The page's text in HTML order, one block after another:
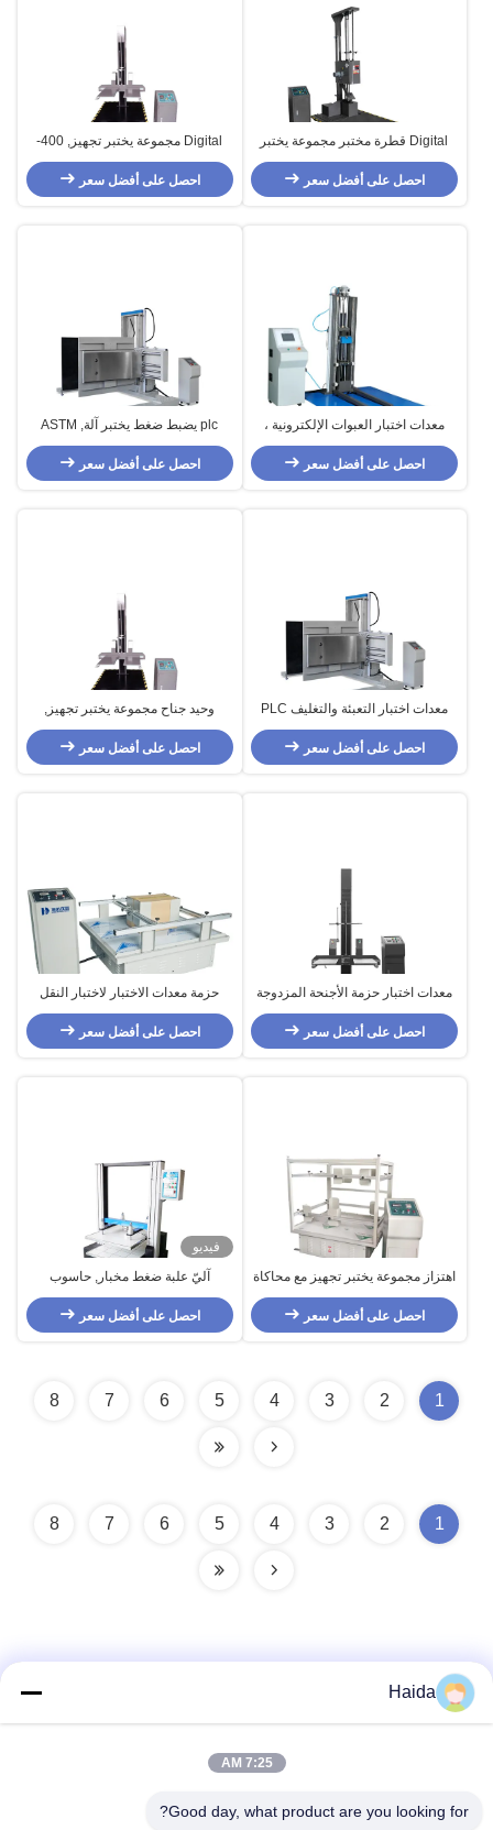
Digital قطرة مختبر مجموعة يختبر
تجهيز مع جناح وحيد
احصل على أفضل سعر
Digital مجموعة يختبر تجهيز, 400-
1500mm قطرة يختبر آلة أداة
احصل على أفضل سعر
معدات اختبار العبوات الإلكترونية ،
معدات اختبار تأثير الهبوط
احصل على أفضل سعر
plc يضبط ضغط يختبر آلة, ASTM
D6055 مجموعة يختبر تجهيز
احصل على أفضل سعر
معدات اختبار التعبئة والتغليف PLC
500kg ، آلة اختبار تحزيم حزمة ASTM
D6055
احصل على أفضل سعر
وحيد جناح مجموعة يختبر تجهيز,
Digital مختبر قطرة معدات الاختبار
احصل على أفضل سعر
معدات اختبار حزمة الأجنحة المزدوجة
مع مؤشر الارتفاع الرقمي
احصل على أفضل سعر
حزمة معدات الاختبار لاختبار النقل
محاكاة الاهتزاز
احصل على أفضل سعر
اهتزاز مجموعة يختبر تجهيز مع محاكاة
نقل
احصل على أفضل سعر
فيديو
آليّ علبة ضغط مخبار, حاسوب
مجموعة يختبر تجهيز
احصل على أفضل سعر
1
2
3
4
5
6
7
8
1
2
3
4
5
6
7
8
العنوان
Haida
7:25 AM
Good day, what product are you looking for?